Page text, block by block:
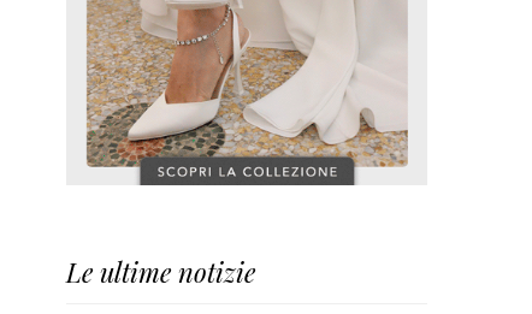
Le ultime notizie